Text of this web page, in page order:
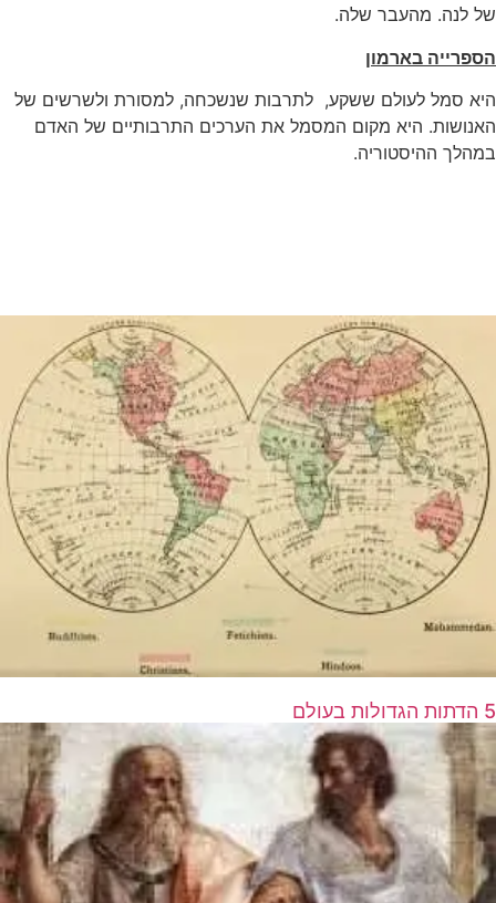
של לנה. מהעבר שלה.
הספרייה בארמון
היא סמל לעולם ששקע, לתרבות שנשכחה, למסורת ולשרשים של
האנושות. היא מקום המסמל את הערכים התרבותיים של האדם
במהלך ההיסטוריה.
5 הדתות הגדולות בעולם